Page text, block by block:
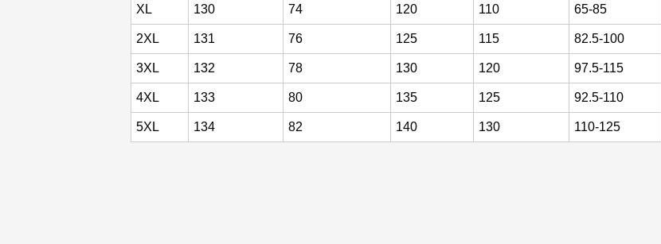
XL 130 74 120 110 65-85
2XL 131 76 125 115 82.5-100
3XL 132 78 130 120 97.5-115
4XL 133 80 135 125 92.5-110
5XL 134 82 140 130 110-125